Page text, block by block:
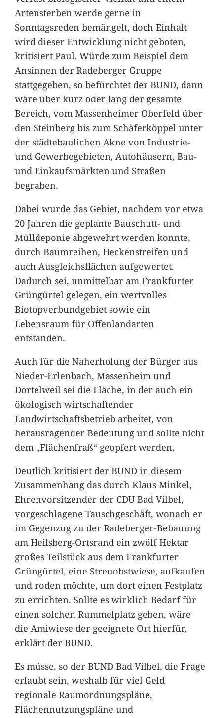
Artensterben werde gerne in
Sonntagsreden bemängelt, doch Einhalt
wird dieser Entwicklung nicht geboten,
kritisiert Paul. Würde zum Beispiel dem
Ansinnen der Radeberger Gruppe
stattgegeben, so befürchtet der BUND, dann
wäre über kurz oder lang der gesamte
Bereich, vom Massenheimer Oberfeld über
den Steinberg bis zum Schäferköppel unter
der städtebaulichen Akne von Industrie-
und Gewerbegebieten, Autohäusern, Bau-
und Einkaufsmärkten und Straßen
begraben.
Dabei wurde das Gebiet, nachdem vor etwa
20 Jahren die geplante Bauschutt- und
Mülldeponie abgewehrt werden konnte,
durch Baumreihen, Heckenstreifen und
auch Ausgleichsflächen aufgewertet.
Dadurch sei, unmittelbar am Frankfurter
Grüngürtel gelegen, ein wertvolles
Biotopverbundgebiet sowie ein
Lebensraum für Offenlandarten
entstanden.
Auch für die Naherholung der Bürger aus
Nieder-Erlenbach, Massenheim und
Dortelweil sei die Fläche, in der auch ein
ökologisch wirtschaftender
Landwirtschaftsbetrieb arbeitet, von
herausragender Bedeutung und sollte nicht
dem „Flächenfraß“ geopfert werden.
Deutlich kritisiert der BUND in diesem
Zusammenhang das durch Klaus Minkel,
Ehrenvorsitzender der CDU Bad Vilbel,
vorgeschlagene Tauschgeschäft, wonach er
im Gegenzug zu der Radeberger-Bebauung
am Heilsberg-Ortsrand ein zwölf Hektar
großes Teilstück aus dem Frankfurter
Grüngürtel, eine Streuobstwiese, aufkaufen
und roden möchte, um dort einen Festplatz
zu errichten. Sollte es wirklich Bedarf für
einen solchen Rummelplatz geben, wäre
die Amiwiese der geeignete Ort hierfür,
erklärt der BUND.
Es müsse, so der BUND Bad Vilbel, die Frage
erlaubt sein, weshalb für viel Geld
regionale Raumordnungspläne,
Flächennutzungspläne und